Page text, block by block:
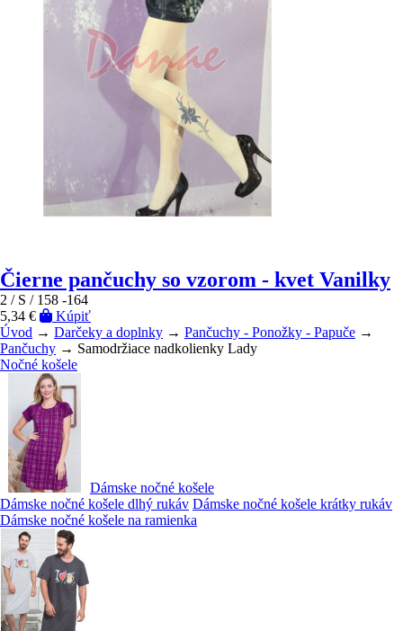
Čierne pančuchy so vzorom - kvet Vanilky
2 / S / 158 -164
5,34 €
Kúpiť
Úvod → Darčeky a doplnky → Pančuchy - Ponožky - Papuče →
Pančuchy → Samodržiace nadkolienky Lady
Nočné košele
Dámske nočné košele
Dámske nočné košele dlhý rukáv Dámske nočné košele krátky rukáv
Dámske nočné košele na ramienka